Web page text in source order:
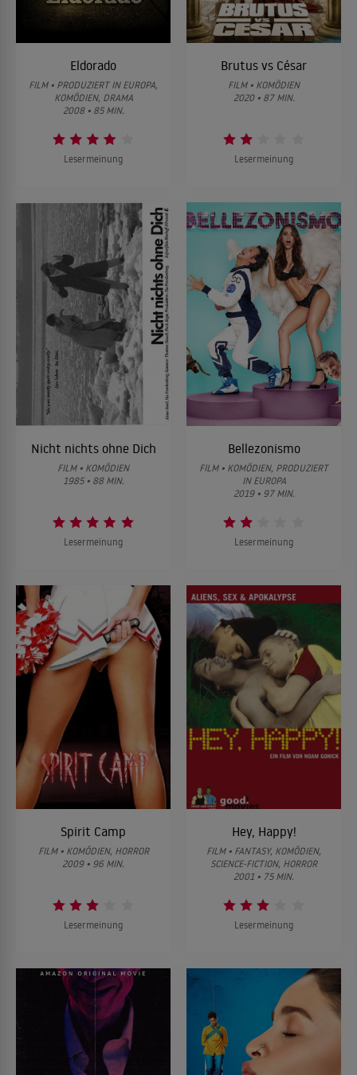
Eldorado
FILM • PRODUZIERT IN EUROPA,
KOMÖDIEN, DRAMA
2008 • 85 MIN.
Lesermeinung
Brutus vs César
FILM • KOMÖDIEN
2020 • 87 MIN.
Lesermeinung
Nicht nichts ohne Dich
FILM • KOMÖDIEN
1985 • 88 MIN.
Lesermeinung
Bellezonismo
FILM • KOMÖDIEN, PRODUZIERT
IN EUROPA
2019 • 97 MIN.
Lesermeinung
Spirit Camp
FILM • KOMÖDIEN, HORROR
2009 • 96 MIN.
Lesermeinung
Hey, Happy!
FILM • FANTASY, KOMÖDIEN,
SCIENCE-FICTION, HORROR
2001 • 75 MIN.
Lesermeinung